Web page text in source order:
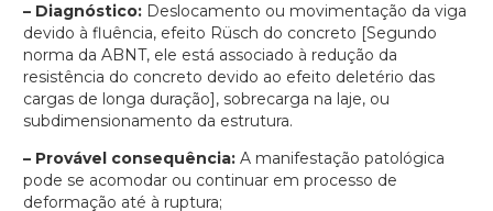
– Diagnóstico: Deslocamento ou movimentação da viga
devido à fluência, efeito Rüsch do concreto [Segundo
norma da ABNT, ele está associado à redução da
resistência do concreto devido ao efeito deletério das
cargas de longa duração], sobrecarga na laje, ou
subdimensionamento da estrutura.
– Provável consequência: A manifestação patológica
pode se acomodar ou continuar em processo de
deformação até à ruptura;